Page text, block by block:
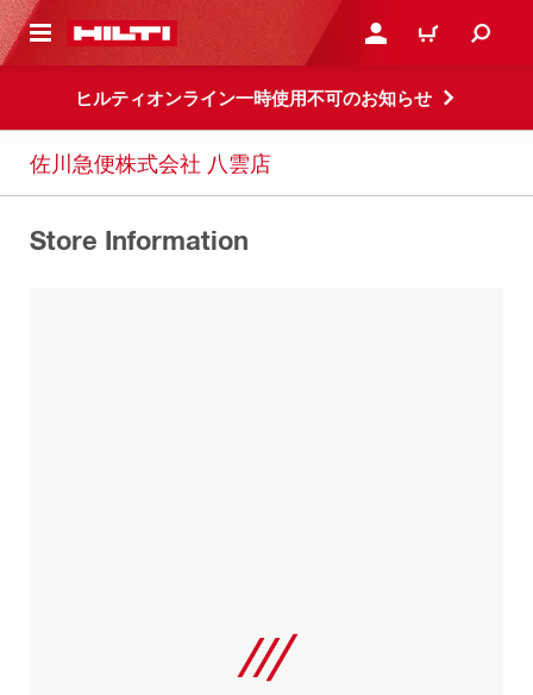
内容を表示 ログイン・新規オンライ
カート
ヒルティオンライン一時使用不可のお知らせ
佐川急便株式会社 八雲店
Store Information